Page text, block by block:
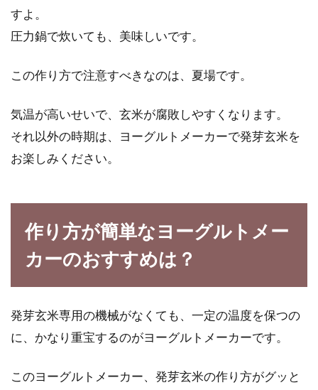
すよ。
圧力鍋で炊いても、美味しいです。
この作り方で注意すべきなのは、夏場です。
気温が高いせいで、玄米が腐敗しやすくなります。
それ以外の時期は、ヨーグルトメーカーで発芽玄米を
お楽しみください。
作り方が簡単なヨーグルトメー
カーのおすすめは？
発芽玄米専用の機械がなくても、一定の温度を保つの
に、かなり重宝するのがヨーグルトメーカーです。
このヨーグルトメーカー、発芽玄米の作り方がグッと